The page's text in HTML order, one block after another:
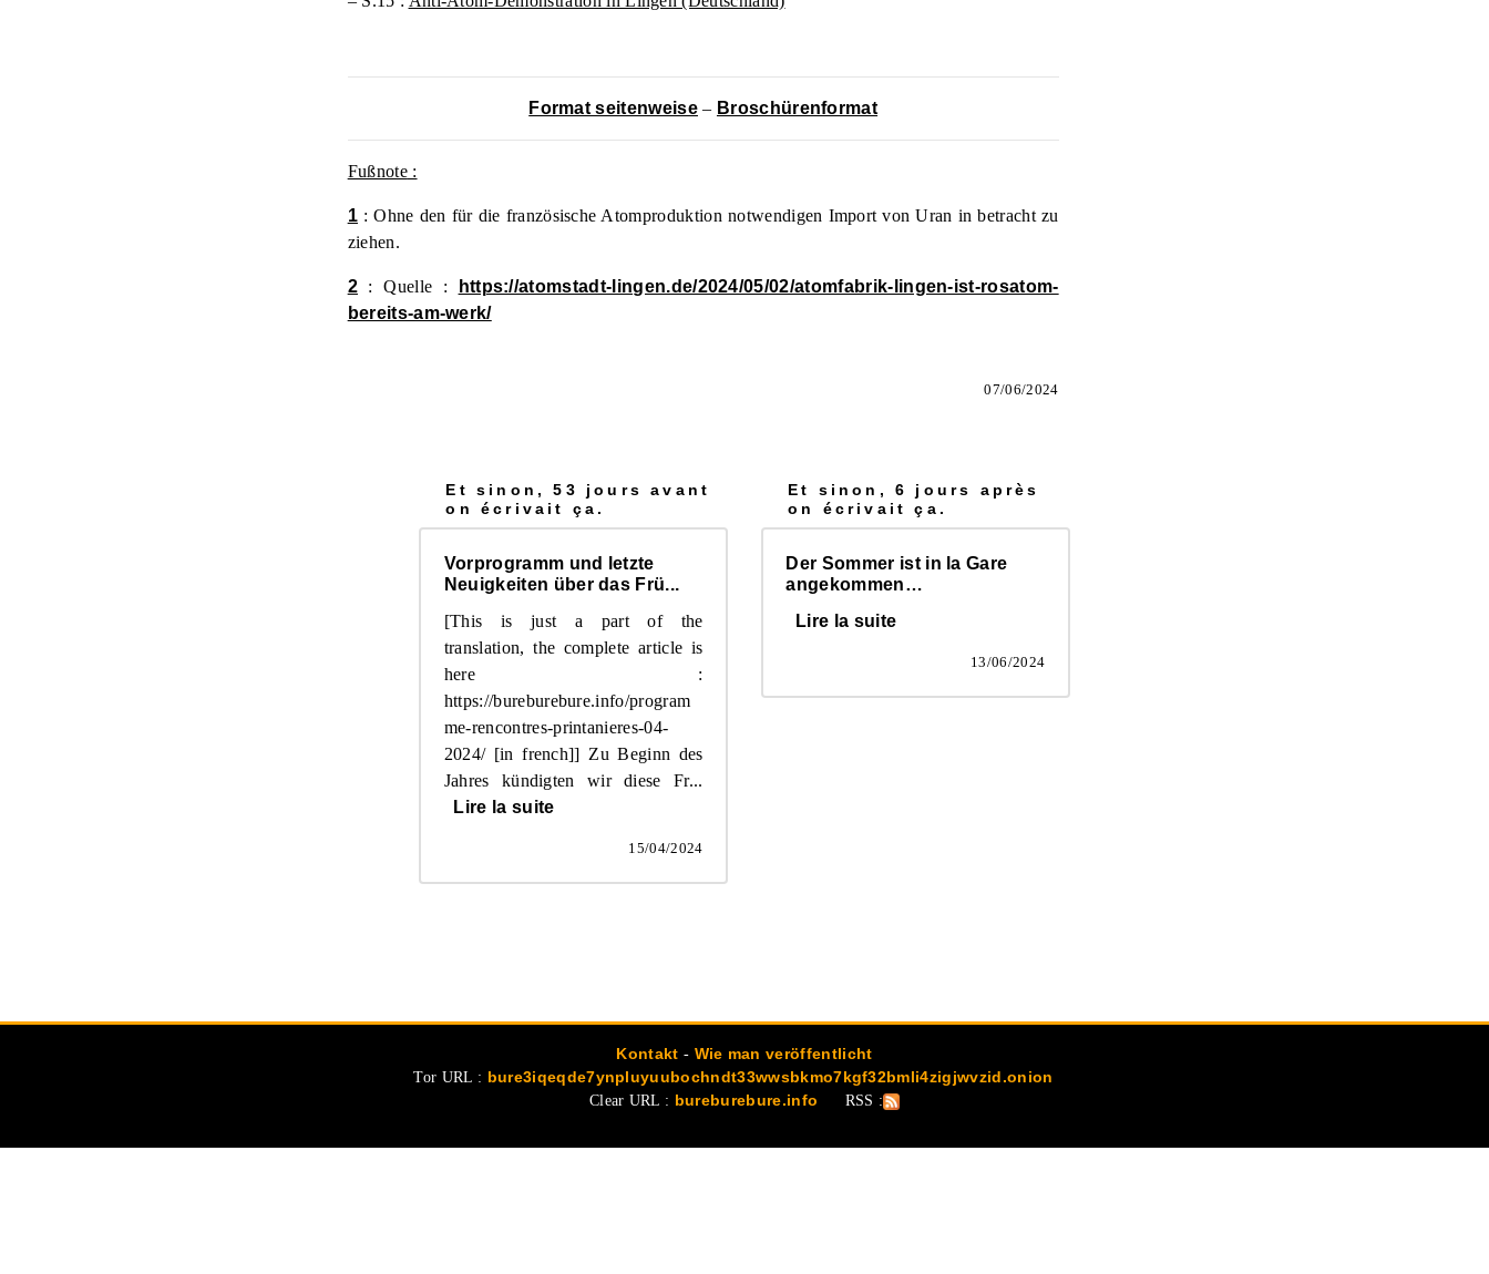
Format seitenweise– Broschürenformat
Fußnote:
1:Ohne den für die französische Atomproduktion notwendigen Import von Uran in betracht zu
ziehen.
2: Quelle :
https://atomstadt-lingen.de/2024/05/02/atomfabrik-lingen-ist-rosatom-
bereits-am-werk/
07/06/2024
Et sinon, 53 jours avant
on écrivait ça.
Vorprogramm und letzte
Neuigkeiten über das Frü...
[This is just a part of the
translation, the complete article is
here :
https://bureburebure.info/program
me-rencontres-printanieres-04-
2024/ [in french]] Zu Beginn des
Jahres kündigten wir diese Fr...
Lire la suite
15/04/2024
Et sinon, 6 jours après
on écrivait ça.
Der Sommer ist in la Gare
angekommen…
Lire la suite
13/06/2024
Kontakt - Wie man veröffentlicht
Tor URL : bure3iqeqde7ynpluyuubochndt33wwsbkmo7kgf32bmli4zigjwvzid.onion
Clear URL : bureburebure.info RSS :